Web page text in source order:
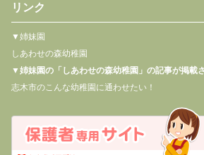
リンク
▼姉妹園
しあわせの森幼稚園
▼姉妹園の「しあわせの森幼稚園」の記事が掲載
志木市のこんな幼稚園に通わせたい！